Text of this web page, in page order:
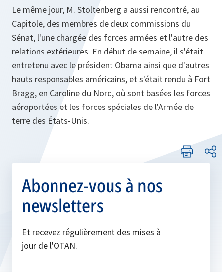
Le même jour, M. Stoltenberg a aussi rencontré, au
Capitole, des membres de deux commissions du
Sénat, l'une chargée des forces armées et l'autre des
relations extérieures. En début de semaine, il s'était
entretenu avec le président Obama ainsi que d'autres
hauts responsables américains, et s'était rendu à Fort
Bragg, en Caroline du Nord, où sont basées les forces
aéroportées et les forces spéciales de l'Armée de
terre des États-Unis.
Abonnez-vous à nos
newsletters
Et recevez régulièrement des mises à
jour de l'OTAN.